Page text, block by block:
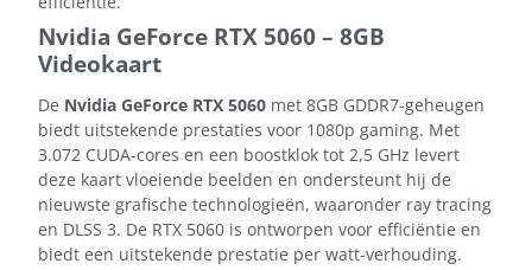
Nvidia GeForce RTX 5060 – 8GB
Videokaart
De Nvidia GeForce RTX 5060 met 8GB GDDR7-geheugen
biedt uitstekende prestaties voor 1080p gaming. Met
3.072 CUDA-cores en een boostklok tot 2,5 GHz levert
deze kaart vloeiende beelden en ondersteunt hij de
nieuwste grafische technologieën, waaronder ray tracing
en DLSS 3. De RTX 5060 is ontworpen voor efficiëntie en
biedt een uitstekende prestatie per watt-verhouding.